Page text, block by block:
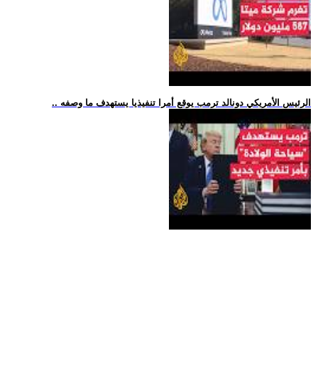
.. الرئيس الأمريكي دونالد ترمب يوقع أمرا تنفيذيا يستهدف ما وصفه